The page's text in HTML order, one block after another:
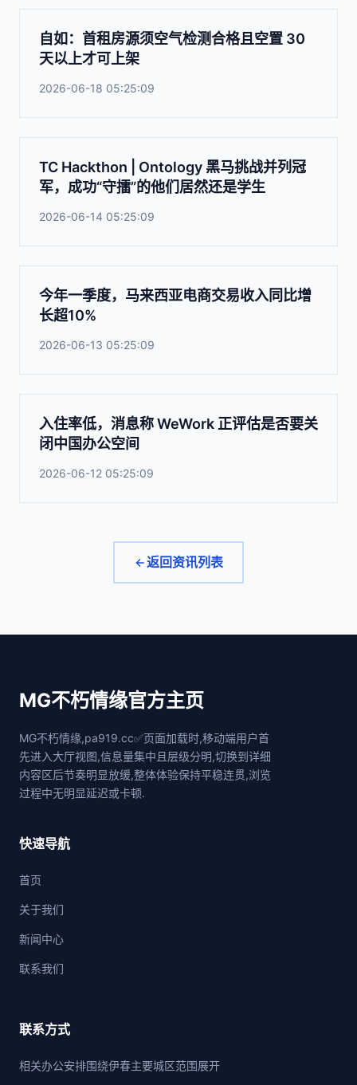
自如：首租房源须空气检测合格且空置 30
天以上才可上架
2026-06-18 05:25:09
TC Hackthon | Ontology 黑马挑战并列冠
军，成功“守擂”的他们居然还是学生
2026-06-14 05:25:09
今年一季度，马来西亚电商交易收入同比增
长超10%
2026-06-13 05:25:09
入住率低，消息称 WeWork 正评估是否要关
闭中国办公空间
2026-06-12 05:25:09
返回资讯列表
MG不朽情缘官方主页
MG不朽情缘,pa919.cc✅页面加载时,移动端用户首
先进入大厅视图,信息量集中且层级分明,切换到详细
内容区后节奏明显放缓,整体体验保持平稳连贯,浏览
过程中无明显延迟或卡顿.
快速导航
首页
关于我们
新闻中心
联系我们
联系方式
相关办公安排围绕伊春主要城区范围展开